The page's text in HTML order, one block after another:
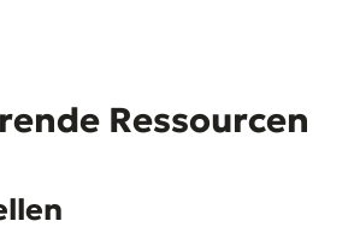
Ressourcen